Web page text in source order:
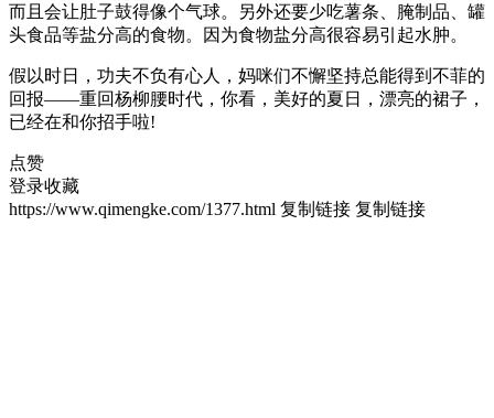
而且会让肚子鼓得像个气球。另外还要少吃薯条、腌制品、罐
头食品等盐分高的食物。因为食物盐分高很容易引起水肿。
假以时日，功夫不负有心人，妈咪们不懈坚持总能得到不菲的
回报——重回杨柳腰时代，你看，美好的夏日，漂亮的裙子，
已经在和你招手啦!
点赞
登录收藏
https://www.qimengke.com/1377.html 复制链接 复制链接